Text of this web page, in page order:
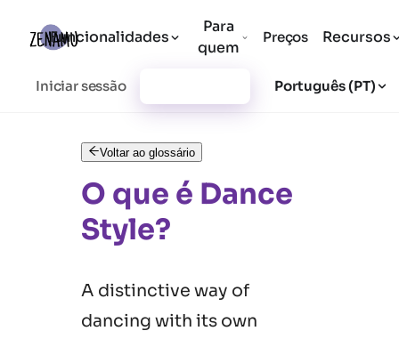
Funcionalidades
Para
quem
Preços Recursos
Iniciar sessão Português (PT)
Voltar ao glossário
O que é Dance
Style?
A distinctive way of
dancing with its own